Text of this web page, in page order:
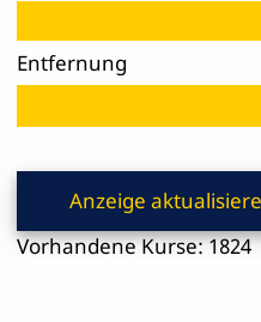
Ent­fer­nung
Vorhandene Kurse: 1824